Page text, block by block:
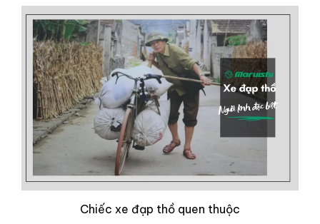
Chiếc xe đạp thồ quen thuộc